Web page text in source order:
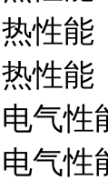
热性能
热性能
电气性
电气性